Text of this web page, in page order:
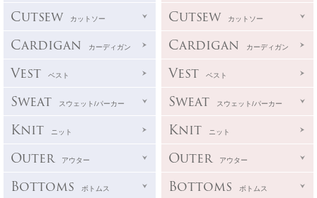
Cutsew カットソー
Cardigan カーディガン
Vest ベスト
Sweat スウェット/パーカー
Knit ニット
Outer アウター
Bottoms ボトムス
Cutsew カットソー
Cardigan カーディガン
Vest ベスト
Sweat スウェット/パーカー
Knit ニット
Outer アウター
Bottoms ボトムス